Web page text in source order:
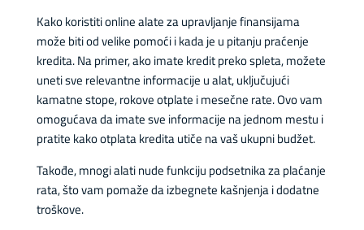
Kako koristiti online alate za upravljanje finansijama
može biti od velike pomoći i kada je u pitanju praćenje
kredita. Na primer, ako imate kredit preko spleta, možete
uneti sve relevantne informacije u alat, uključujući
kamatne stope, rokove otplate i mesečne rate. Ovo vam
omogućava da imate sve informacije na jednom mestu i
pratite kako otplata kredita utiče na vaš ukupni budžet.
Takođe, mnogi alati nude funkciju podsetnika za plaćanje
rata, što vam pomaže da izbegnete kašnjenja i dodatne
troškove.